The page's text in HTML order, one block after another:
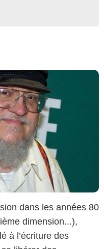
dans les années 80
dimension...),
à l’écriture des